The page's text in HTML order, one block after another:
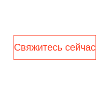
Свяжитесь сейчас